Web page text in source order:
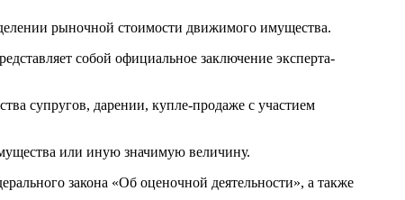
рыночной стоимости движимого имущества.
собой официальное заключение эксперта-
супругов, дарении, купле-продаже с участием
или иную значимую величину.
закона «Об оценочной деятельности», а также